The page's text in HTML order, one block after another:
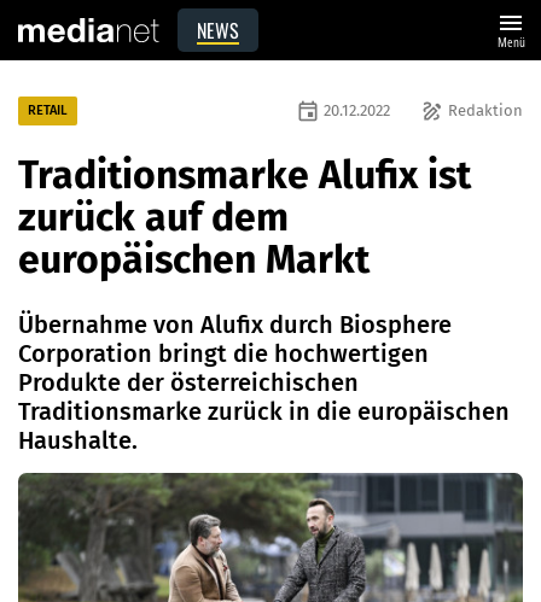
NEWS menu
Menü
RETAIL draw Redaktion
event 20.12.2022
Traditionsmarke Alufix ist
zurück auf dem
europäischen Markt
Übernahme von Alufix durch Biosphere
Corporation bringt die hochwertigen
Produkte der österreichischen
Traditionsmarke zurück in die europäischen
Haushalte.